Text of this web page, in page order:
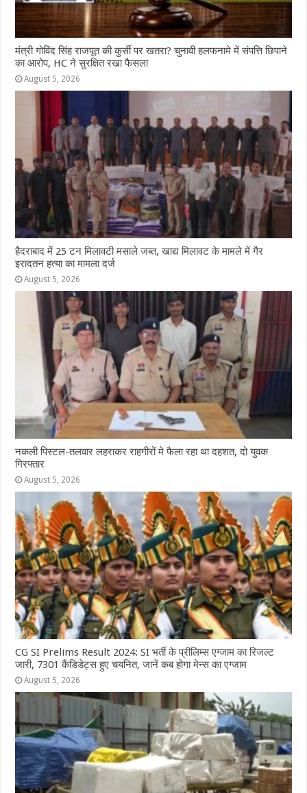
मंत्री गोविंद सिंह राजपूत की कुर्सी पर खतरा? चुनावी हलफनामे में संपत्ति छिपाने
का आरोप, HC ने सुरक्षित रखा फैसला
August 5, 2026
हैदराबाद में 25 टन मिलावटी मसाले जब्त, खाद्य मिलावट के मामले में गैर
इरादतन हत्या का मामला दर्ज
August 5, 2026
नकली पिस्टल-तलवार लहराकर राहगीरों मे फैला रहा था दहशत, दो युवक
गिरफ्तार
August 5, 2026
CG SI Prelims Result 2024: SI भर्ती के प्रीलिम्स एग्जाम का रिजल्ट
जारी, 7301 कैंडिडेट्स हुए चयनित, जानें कब होगा मेन्स का एग्जाम
August 5, 2026